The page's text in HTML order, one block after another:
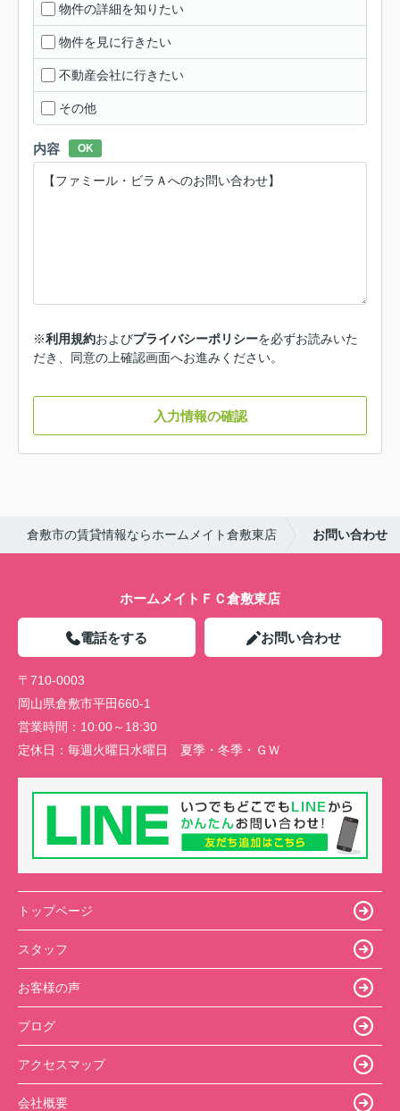
物件の詳細を知りたい
物件を見に行きたい
不動産会社に行きたい
その他
内容 OK
※利用規約およびプライバシーポリシーを必ずお読みいた
だき、同意の上確認画面へお進みください。
入力情報の確認
倉敷市の賃貸情報ならホームメイト倉敷東店 お問い合わせ
ホームメイトＦＣ倉敷東店
電話をする お問い合わせ
〒710-0003
岡山県倉敷市平田660-1
営業時間： 10:00～18:30
定休日： 毎週火曜日水曜日 夏季・冬季・ＧＷ
トップページ
スタッフ
お客様の声
ブログ
アクセスマップ
会社概要